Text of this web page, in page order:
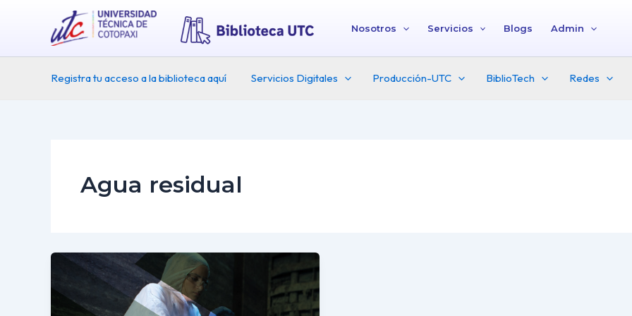
Nosotros Servicios Blogs Admin
Registra tu acceso a la biblioteca aquí Servicios Digitales Producción-UTC BiblioTech Redes
Agua residual